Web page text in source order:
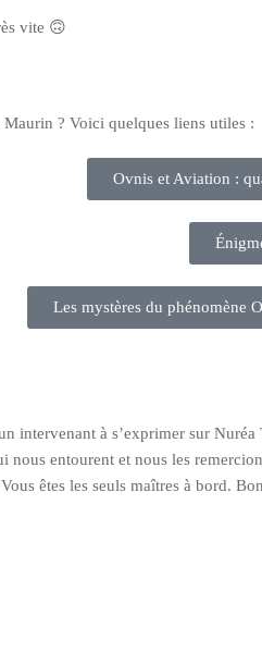
vite 🙃
? Voici quelques liens utiles :
Ovnis et Aviation :
Les mystères du phénomène
intervenant à s’exprimer sur
nous entourent et nous les
êtes les seuls maîtres à bord.